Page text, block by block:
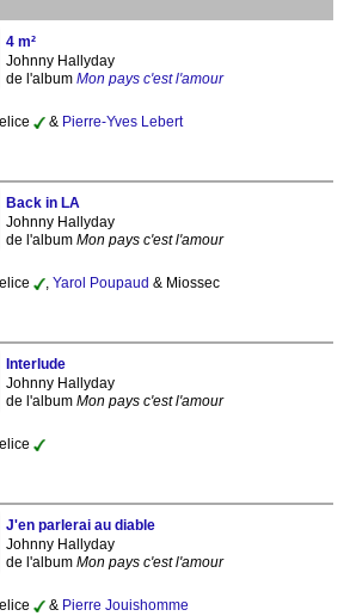
4 m²
Johnny Hallyday
de l'album Mon pays c'est l'amour
& Pierre-Yves Lebert
Back in LA
Johnny Hallyday
de l'album Mon pays c'est l'amour
, Yarol Poupaud & Miossec
Interlude
Johnny Hallyday
de l'album Mon pays c'est l'amour
J'en parlerai au diable
Johnny Hallyday
de l'album Mon pays c'est l'amour
& Pierre Jouishomme